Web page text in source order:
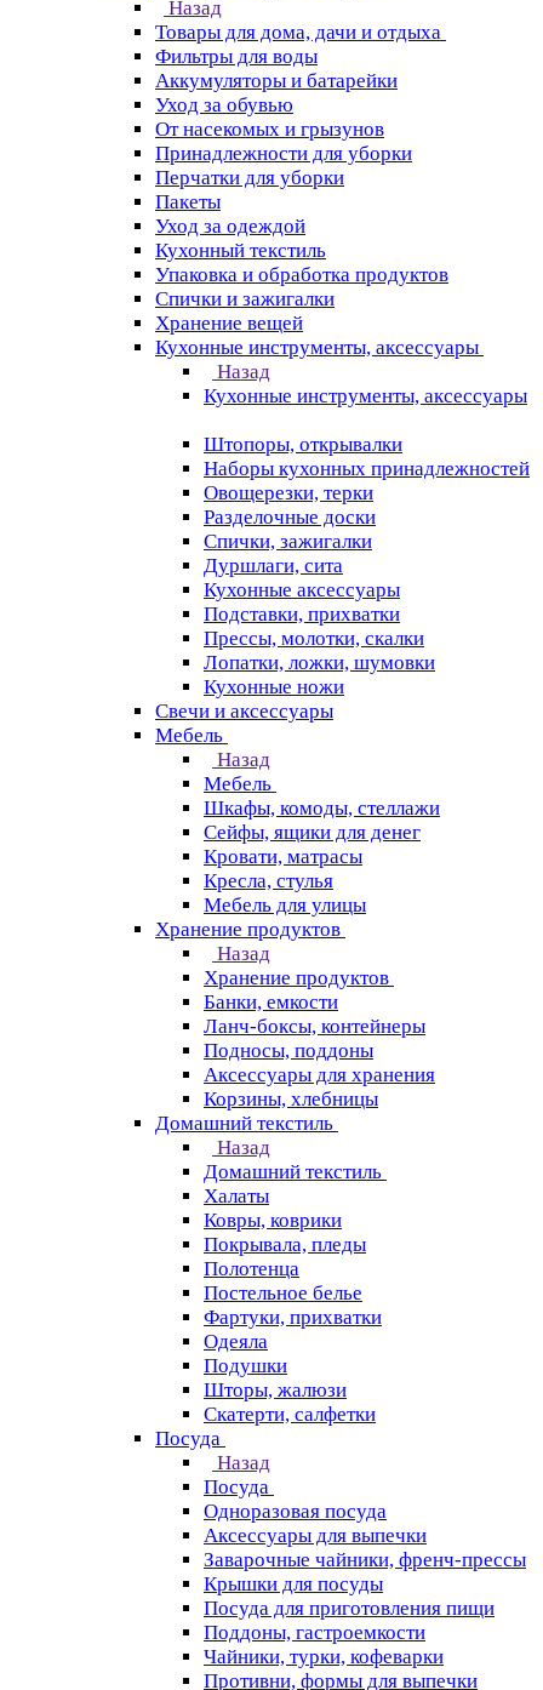
Назад
Товары для дома, дачи и отдыха
Фильтры для воды
Аккумуляторы и батарейки
Уход за обувью
От насекомых и грызунов
Принадлежности для уборки
Перчатки для уборки
Пакеты
Уход за одеждой
Кухонный текстиль
Упаковка и обработка продуктов
Спички и зажигалки
Хранение вещей
Кухонные инструменты, аксессуары
Назад
Кухонные инструменты, аксессуары
Штопоры, открывалки
Наборы кухонных принадлежностей
Овощерезки, терки
Разделочные доски
Спички, зажигалки
Дуршлаги, сита
Кухонные аксессуары
Подставки, прихватки
Прессы, молотки, скалки
Лопатки, ложки, шумовки
Кухонные ножи
Свечи и аксессуары
Мебель
Назад
Мебель
Шкафы, комоды, стеллажи
Сейфы, ящики для денег
Кровати, матрасы
Кресла, стулья
Мебель для улицы
Хранение продуктов
Назад
Хранение продуктов
Банки, емкости
Ланч-боксы, контейнеры
Подносы, поддоны
Аксессуары для хранения
Корзины, хлебницы
Домашний текстиль
Назад
Домашний текстиль
Халаты
Ковры, коврики
Покрывала, пледы
Полотенца
Постельное белье
Фартуки, прихватки
Одеяла
Подушки
Шторы, жалюзи
Скатерти, салфетки
Посуда
Назад
Посуда
Одноразовая посуда
Аксессуары для выпечки
Заварочные чайники, френч-прессы
Крышки для посуды
Посуда для приготовления пищи
Поддоны, гастроемкости
Чайники, турки, кофеварки
Противни, формы для выпечки